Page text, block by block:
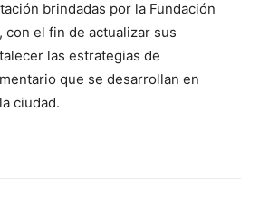
brindadas por la Fundación
con el fin de actualizar sus
las estrategias de
que se desarrollan en
ciudad.